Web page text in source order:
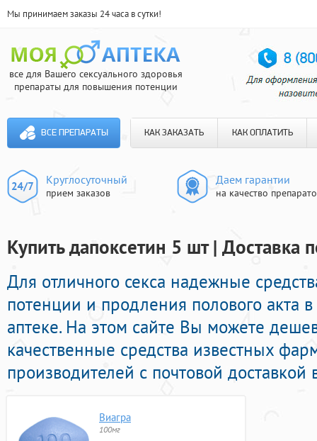
Мы принимаем заказы 24 часа в сутки!
все для Вашего сексуального здоровья
препараты для повышения потенции
ВСЕ ПРЕПАРАТЫ КАК ЗАКАЗАТЬ КАК ОПЛАТИТЬ
Круглосуточный
прием заказов
Даем гарантии
на качество
Купить дапоксетин 5 шт | Доставка
Для отличного секса надежные
потенции и продления полового акта
аптеке. На этом сайте Вы можете
качественные средства известных
производителей с почтовой доставкой
Виагра
100мг